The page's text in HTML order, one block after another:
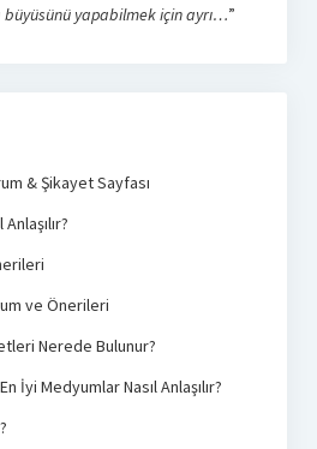
yapabilmek için ayrı…”
& Şikayet Sayfası
ve Önerileri
Nerede Bulunur?
İyi Medyumlar Nasıl Anlaşılır?